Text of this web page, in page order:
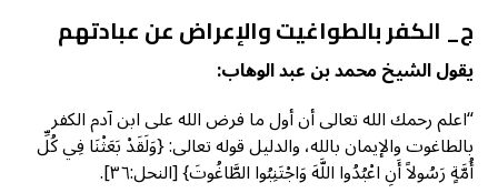
ج_ الكفر بالطواغيت والإعراض عن عبادتهم
يقول الشيخ محمد بن عبد الوهاب:
“اعلم رحمك الله تعالى أن أول ما فرض الله على ابن آدم الكفر
بالطاغوت والإيمان بالله، والدليل قوله تعالى: {وَلَقَدْ بَعَثْنَا فِي كُلِّ
أُمَّةٍ رَسُولاً أَنِ اعْبُدُوا اللَّهَ وَاجْتَنِبُوا الطَّاغُوتَ} [النحل:٣٦].